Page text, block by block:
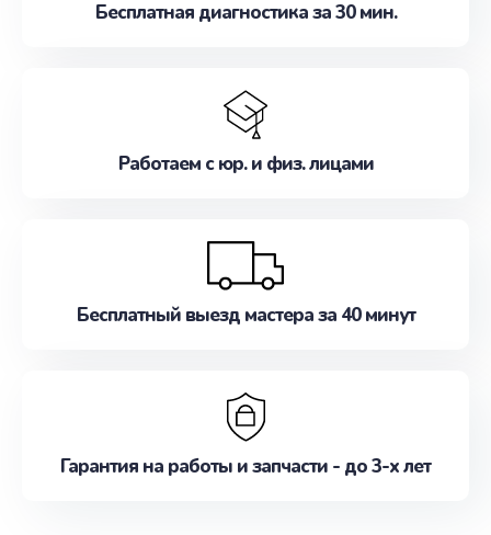
Бесплатная диагностика за 30 мин.
Работаем с юр. и физ. лицами
Бесплатный выезд мастера за 40 минут
Гарантия на работы и запчасти - до 3-х лет